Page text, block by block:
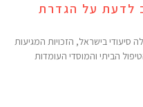
על הגדרת
בישראל, הזכויות המגיעות
הביתי והמוסדי העומדות